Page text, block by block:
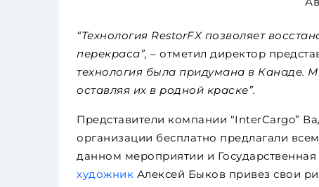
“Технология RestorFX позволяет
перекраса”, – отметил директор
технология была придумана в Канаде.
оставляя их в родной краске”.
Представители компании “InterCargo”
организации бесплатно предлагали
данном мероприятии и
художник Алексей Быков привез свои